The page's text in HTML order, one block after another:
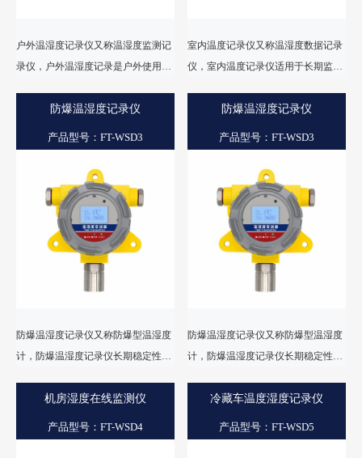
户外温湿度记录仪又称温湿度监测记
录仪，户外温湿度记录是户外使用，
度和相对湿度传感器，在恶劣的户外
环境中可以提供高精度测量。
室内温度记录仪又称温湿度数据记录
仪，室内温度记录仪适用于长期监控
内环境，仓库以及档案室，并帮助创
造舒适的工作环境。
防爆温湿度记录仪
产品型号：FT-WSD3
防爆温湿度记录仪又称防爆型温湿度
计，防爆温湿度记录仪长期稳定性
粉尘车间、化工厂、汽车喷涂等场景
的温湿度在线监测。
防爆温湿度记录仪
产品型号：FT-WSD3
防爆温湿度记录仪又称防爆型温湿度
计，防爆温湿度记录仪长期稳定性
粉尘车间、化工厂、汽车喷涂等场景
的温湿度在线监测。
机房湿度在线监测仪
产品型号：FT-WSD4
冷藏车温度湿度记录仪
产品型号：FT-WSD5